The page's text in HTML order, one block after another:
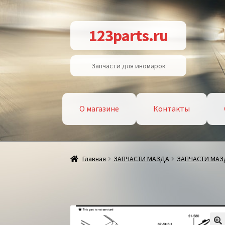
Перейти
к
навигации
Перейти
к
содержимому
123parts.ru
Запчасти для иномарок
О магазине Контакты
Главная ЗАПЧАСТИ МАЗДА ЗАПЧАСТИ